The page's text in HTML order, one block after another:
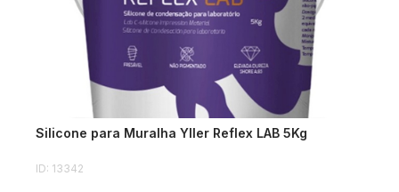
Silicone para Muralha Yller Reflex LAB 5Kg
ID: 13342